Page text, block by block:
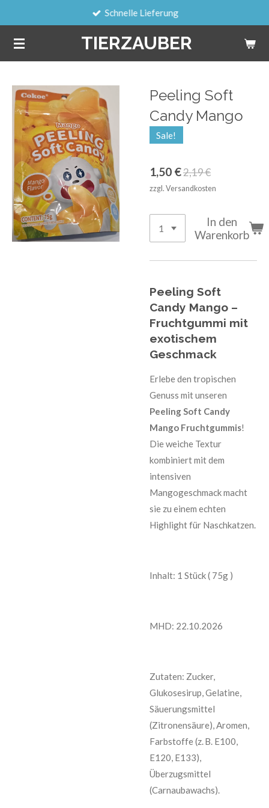
springen
TIERZAUBER
Schnelle Lieferung
Peeling Soft
Candy Mango
Sale!
1,50 €2,19 €
zzgl. Versandkosten
In den
Warenkorb
Peeling Soft
Candy Mango –
Fruchtgummi mit
exotischem
Geschmack
Erlebe den tropischen
Genuss mit unseren
Peeling Soft Candy
Mango Fruchtgummis!
Die weiche Textur
kombiniert mit dem
intensiven
Mangogeschmack macht
sie zu einem echten
Highlight für Naschkatzen.
Inhalt: 1 Stück ( 75g )
MHD: 22.10.2026
Zutaten: Zucker,
Glukosesirup, Gelatine,
Säuerungsmittel
(Zitronensäure), Aromen,
Farbstoffe (z. B. E100,
E120, E133),
Überzugsmittel
(Carnaubawachs).